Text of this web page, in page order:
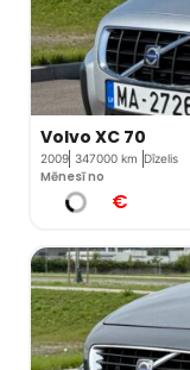
Volvo XC 70
2009 347000 km Dīzelis
Mēnesī no
€